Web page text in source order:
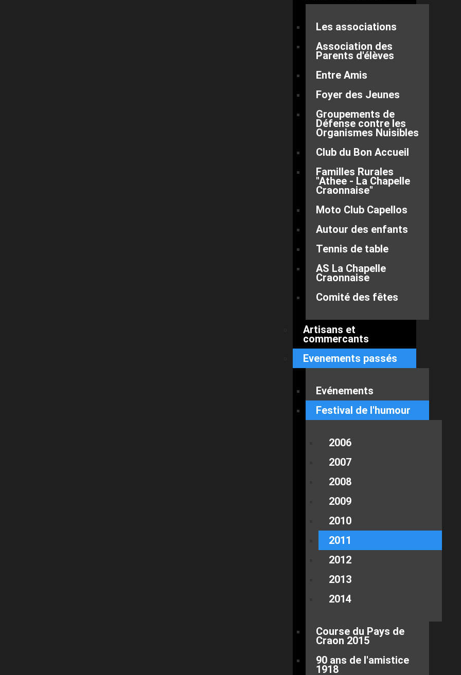
Les associations
Association des
Parents d'élèves
Entre Amis
Foyer des Jeunes
Groupements de
Défense contre les
Organismes Nuisibles
Club du Bon Accueil
Familles Rurales
"Athee - La Chapelle
Craonnaise"
Moto Club Capellos
Autour des enfants
Tennis de table
AS La Chapelle
Craonnaise
Comité des fêtes
Artisans et
commercants
Evenements passés
Evénements
Festival de l'humour
2006
2007
2008
2009
2010
2011
2012
2013
2014
Course du Pays de
Craon 2015
90 ans de l'amistice
1918